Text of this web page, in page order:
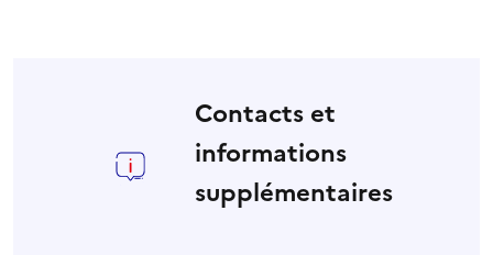
Contacts et
informations
supplémentaires